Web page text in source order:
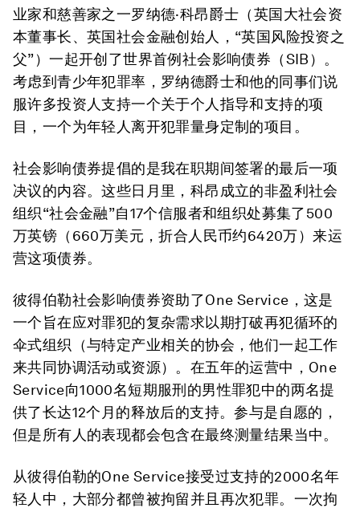
业家和慈善家之一罗纳德·科昂爵士（英国大社会资
本董事长、英国社会金融创始人，“英国风险投资之
父”）一起开创了世界首例社会影响债券（SIB）。
考虑到青少年犯罪率，罗纳德爵士和他的同事们说
服许多投资人支持一个关于个人指导和支持的项
目，一个为年轻人离开犯罪量身定制的项目。
社会影响债券提倡的是我在职期间签署的最后一项
决议的内容。这些日月里，科昂成立的非盈利社会
组织“社会金融”自17个信服者和组织处募集了500
万英镑（660万美元，折合人民币约6420万）来运
营这项债券。
彼得伯勒社会影响债券资助了One Service，这是
一个旨在应对罪犯的复杂需求以期打破再犯循环的
伞式组织（与特定产业相关的协会，他们一起工作
来共同协调活动或资源）。在五年的运营中，One
Service向1000名短期服刑的男性罪犯中的两名提
供了长达12个月的释放后的支持。参与是自愿的，
但是所有人的表现都会包含在最终测量结果当中。
从彼得伯勒的One Service接受过支持的2000名年
轻人中，大部分都曾被拘留并且再次犯罪。一次拘